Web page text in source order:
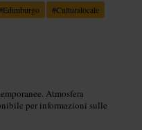
Edimburgo #Culturalocale
Atmosfera
per informazioni sulle